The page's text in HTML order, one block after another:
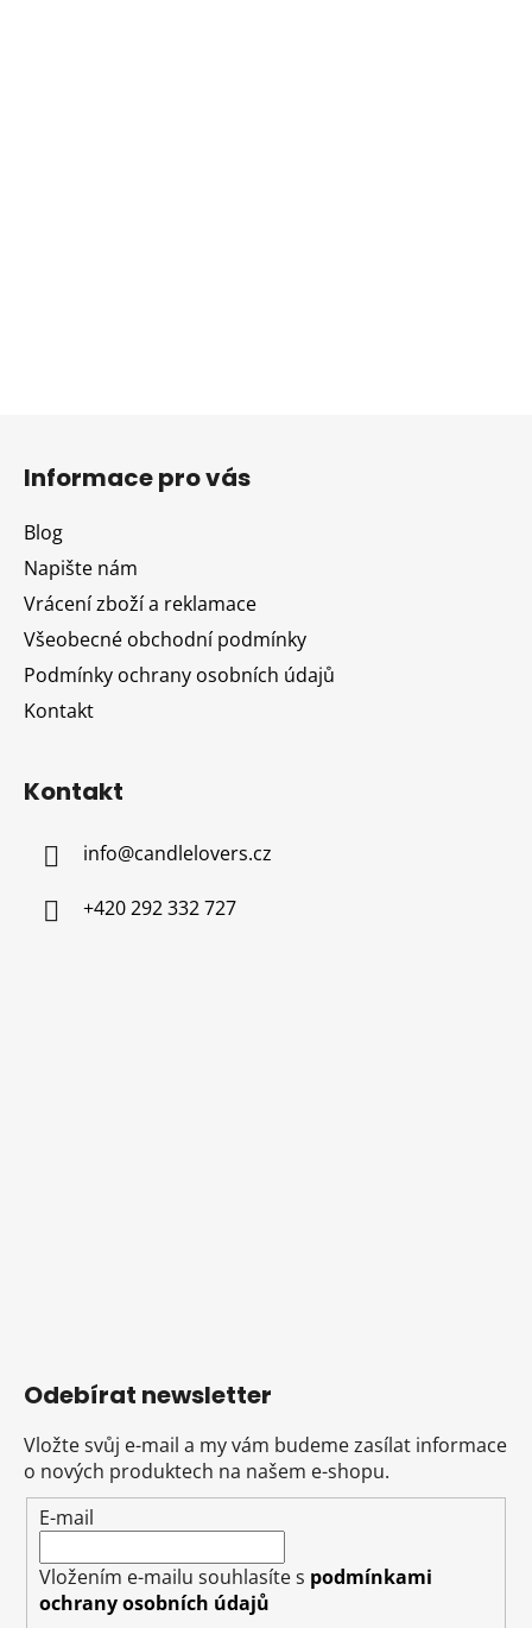
Informace pro vás
Blog
Napište nám
Vrácení zboží a reklamace
Všeobecné obchodní podmínky
Podmínky ochrany osobních údajů
Kontakt
Kontakt
info@candlelovers.cz
+420 292 332 727
Odebírat newsletter
Vložte svůj e-mail a my vám budeme zasílat informace
o nových produktech na našem e-shopu.
E-mail
Vložením e-mailu souhlasíte s podmínkami
ochrany osobních údajů